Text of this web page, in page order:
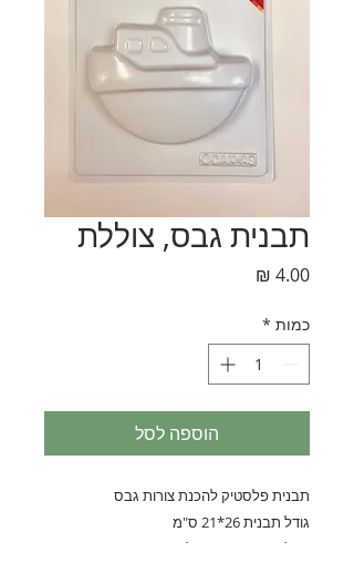
תבנית גבס, צוללת
כמות *
הוספה לסל
תבנית פלסטיק להכנת צורות גבס
גודל תבנית 26*21 ס"מ
גודל הצורה משתנה לפי כמות הצורות בתבנית